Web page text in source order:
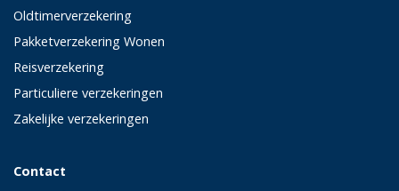
Oldtimerverzekering
Pakketverzekering Wonen
Reisverzekering
Particuliere verzekeringen
Zakelijke verzekeringen
Contact